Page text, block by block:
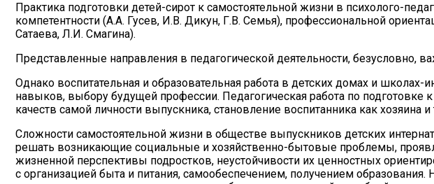
Практика подготовки детей-сирот к самостоятельной жизни в психолого-
компетентности (А.А. Гусев, И.В. Дикун, Г.В. Семья), профессиональной
Сатаева, Л.И. Смагина).
Представленные направления в педагогической деятельности, безусловно,
Однако воспитательная и образовательная работа в детских домах и
навыков, выбору будущей профессии. Педагогическая работа по
качеств самой личности выпускника, становление воспитанника как хозяина
Сложности самостоятельной жизни в обществе выпускников детских
решать возникающие социальные и хозяйственно-бытовые проблемы,
жизненной перспективы подростков, неустойчивости их ценностных
с организацией быта и питания, самообеспечением, получением